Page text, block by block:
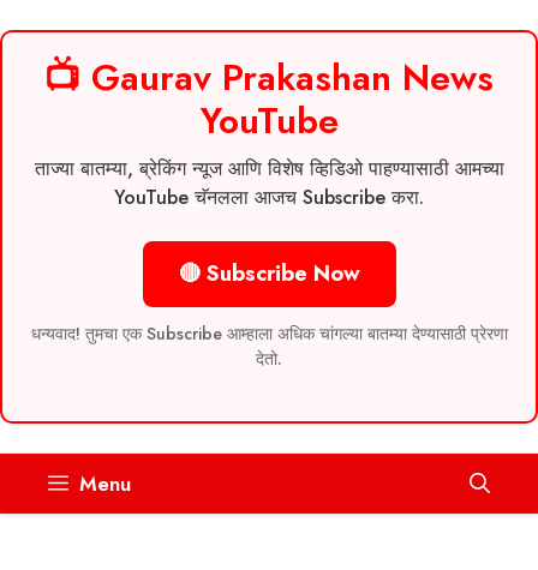
📺 Gaurav Prakashan News
YouTube
ताज्या बातम्या, ब्रेकिंग न्यूज आणि विशेष व्हिडिओ पाहण्यासाठी आमच्या
YouTube चॅनलला आजच Subscribe करा.
🔴 Subscribe Now
धन्यवाद! तुमचा एक Subscribe आम्हाला अधिक चांगल्या बातम्या देण्यासाठी प्रेरणा
देतो.
Menu